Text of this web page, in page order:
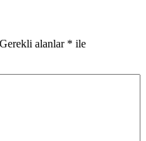
Gerekli alanlar * ile